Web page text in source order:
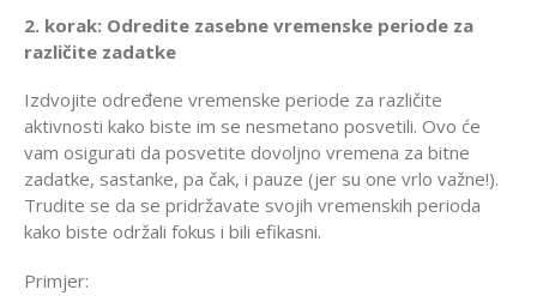
2. korak: Odredite zasebne vremenske periode za
različite zadatke
Izdvojite određene vremenske periode za različite
aktivnosti kako biste im se nesmetano posvetili. Ovo će
vam osigurati da posvetite dovoljno vremena za bitne
zadatke, sastanke, pa čak, i pauze (jer su one vrlo važne!).
Trudite se da se pridržavate svojih vremenskih perioda
kako biste održali fokus i bili efikasni.
Primjer: